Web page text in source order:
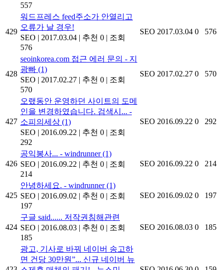
557
429
워드프레스 feed주소가 안열리고
오류가 날 경우!
SEO | 2017.03.04 | 추천 0 | 조회
576
SEO 2017.03.04 0 576
428
seoinkorea.com 접근 에러 문의 - 지
광빠 (1)
SEO | 2017.02.27 | 추천 0 | 조회
570
SEO 2017.02.27 0 570
427
오랬동안 운영하던 사이트의 도메
인을 변경하였습니다. 검색시... -
소피의세상 (1)
SEO | 2016.09.22 | 추천 0 | 조회
292
SEO 2016.09.22 0 292
426
공익봉사... - windrunner(1)
SEO | 2016.09.22 | 추천 0 | 조회
214
SEO 2016.09.22 0 214
425
안녕하세요. - windrunner(1)
SEO | 2016.09.02 | 추천 0 | 조회
197
SEO 2016.09.02 0 197
424
구글 said...... 저작권침해관련
SEO | 2016.08.03 | 추천 0 | 조회
185
SEO 2016.08.03 0 185
광고, 기사로 바꿔 네이버 송고하
면 건당 30만원”... 신규 네이버 뉴